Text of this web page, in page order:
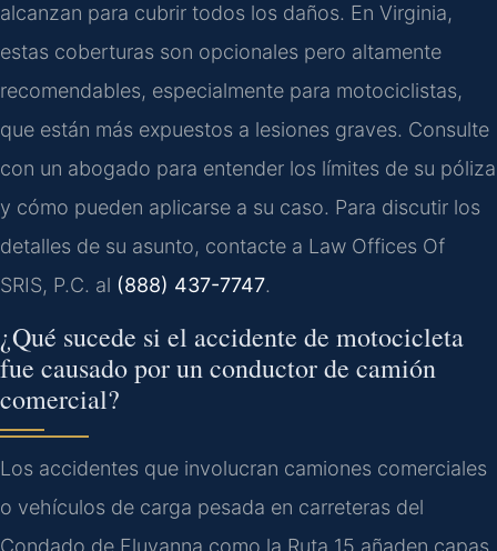
alcanzan para cubrir todos los daños. En Virginia,
estas coberturas son opcionales pero altamente
recomendables, especialmente para motociclistas,
que están más expuestos a lesiones graves. Consulte
con un abogado para entender los límites de su póliza
y cómo pueden aplicarse a su caso. Para discutir los
detalles de su asunto, contacte a Law Offices Of
SRIS, P.C. al (888) 437-7747.
¿Qué sucede si el accidente de motocicleta
fue causado por un conductor de camión
comercial?
Los accidentes que involucran camiones comerciales
o vehículos de carga pesada en carreteras del
Condado de Fluvanna como la Ruta 15 añaden capas